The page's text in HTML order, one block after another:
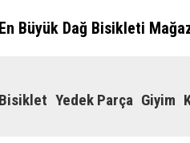
Büyük Dağ Bisikleti
Yedek Parça Giyim